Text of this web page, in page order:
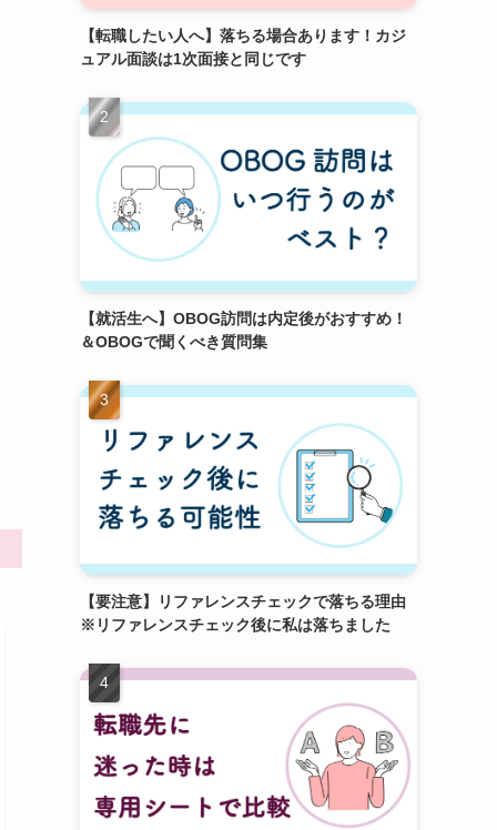
【転職したい人へ】落ちる場合あります！カジ
ュアル面談は1次面接と同じです
【就活生へ】OBOG訪問は内定後がおすすめ！
＆OBOGで聞くべき質問集
【要注意】リファレンスチェックで落ちる理由
※リファレンスチェック後に私は落ちました